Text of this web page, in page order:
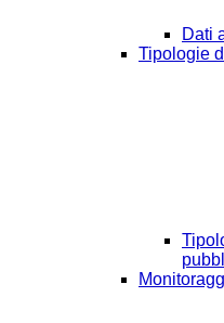
Dati
Tipologie